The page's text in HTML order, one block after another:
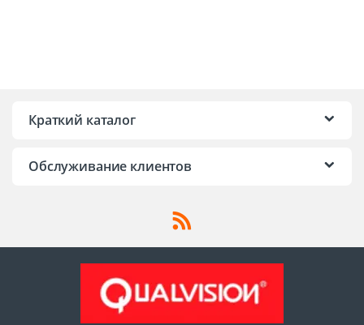
Краткий каталог
Обслуживание клиентов